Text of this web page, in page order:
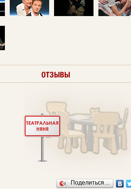
ОТЗЫВЫ
Поделиться…